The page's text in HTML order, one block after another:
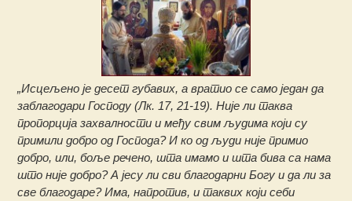
„Исцељено је десет губавих, а вратио се само један да
заблагодари Господу (Лк. 17, 21-19). Није ли таква
пропорција захвалности и међу свим људима који су
примили добро од Господа? И ко од људи није примио
добро, или, боље речено, шта имамо и шта бива са нама
што није добро? А јесу ли сви благодарни Богу и да ли за
све благодаре? Има, напротив, и таквих који себи